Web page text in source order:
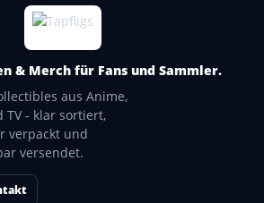
& Merch für Fans und Sammler.
aus Anime,
TV - klar sortiert,
verpackt und
versendet.